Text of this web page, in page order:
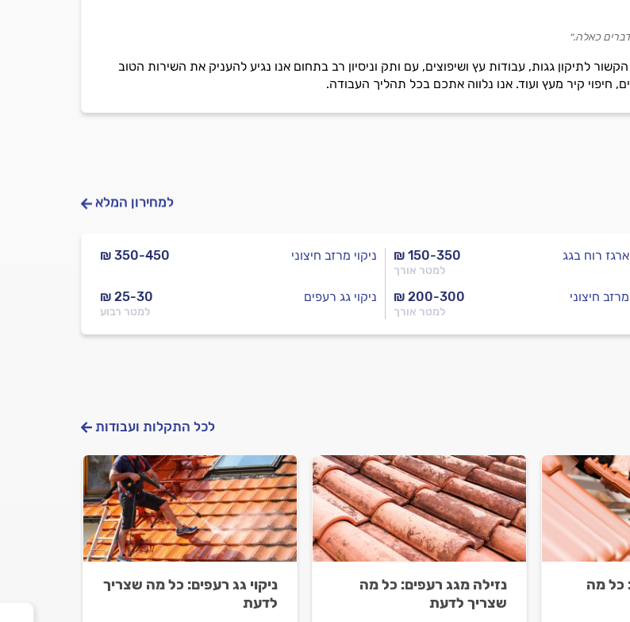
לתיקון גגות, עבודות עץ ושיפוצים, עם ותק וניסיון רב בתחום אנו נגיע להעניק את השירות הטוב
חיפוי קיר מעץ ועוד. אנו נלווה אתכם בכל תהליך העבודה.
כאלה.״
למחירון המלא
₪ 150-350
למטר אורך
רוח בגג
₪ 200-300
למטר אורך
חיצוני
₪ 350-450 ניקוי מרזב חיצוני
₪ 25-30
למטר רבוע
ניקוי גג רעפים
לכל התקלות ועבודות
כל מה
נזילה מגג רעפים: כל מה
שצריך לדעת
ניקוי גג רעפים: כל מה שצריך
לדעת